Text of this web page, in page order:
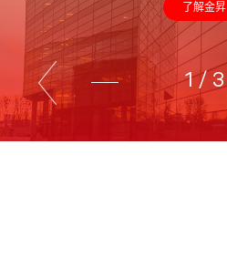
了解金昇
1/ 3